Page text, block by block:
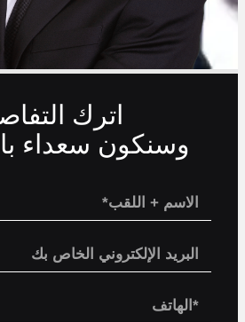
اترك
وسنكون سعداء